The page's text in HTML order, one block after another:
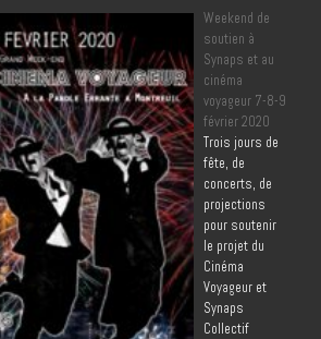
Weekend de
soutien à
Synaps et au
cinéma
voyageur 7-8-9
février 2020
Trois jours de
fête, de
concerts, de
projections
pour soutenir
le projet du
Cinéma
Voyageur et
Synaps
Collectif